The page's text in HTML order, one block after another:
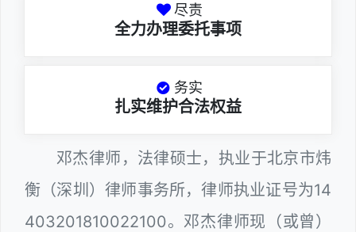
尽责
全力办理委托事项
务实
扎实维护合法权益
邓杰律师，法律硕士，执业于北京市炜
衡（深圳）律师事务所，律师执业证号为14
403201810022100。邓杰律师现（或曾）